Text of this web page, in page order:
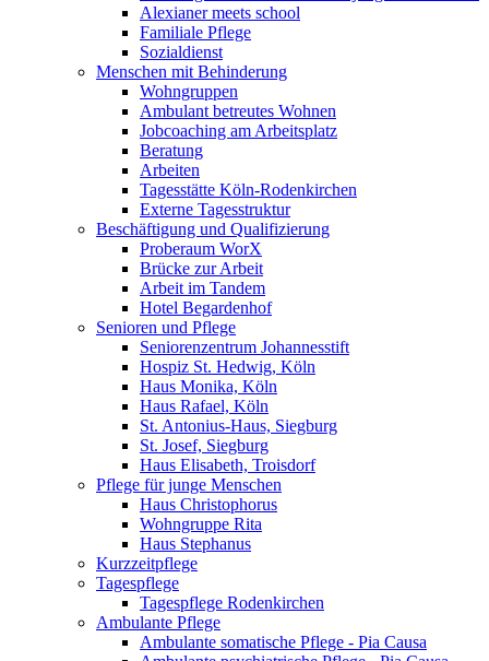
Alexianer meets school
Familiale Pflege
Sozialdienst
Menschen mit Behinderung
Wohngruppen
Ambulant betreutes Wohnen
Jobcoaching am Arbeitsplatz
Beratung
Arbeiten
Tagesstätte Köln-Rodenkirchen
Externe Tagesstruktur
Beschäftigung und Qualifizierung
Proberaum WorX
Brücke zur Arbeit
Arbeit im Tandem
Hotel Begardenhof
Senioren und Pflege
Seniorenzentrum Johannesstift
Hospiz St. Hedwig, Köln
Haus Monika, Köln
Haus Rafael, Köln
St. Antonius-Haus, Siegburg
St. Josef, Siegburg
Haus Elisabeth, Troisdorf
Pflege für junge Menschen
Haus Christophorus
Wohngruppe Rita
Haus Stephanus
Kurzzeitpflege
Tagespflege
Tagespflege Rodenkirchen
Ambulante Pflege
Ambulante somatische Pflege - Pia Causa